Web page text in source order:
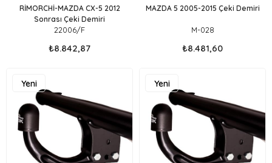
RİMORCHİ-MAZDA CX-5 2012
Sonrası Çeki Demiri
22006/F
₺8.842,87
MAZDA 5 2005-2015 Çeki Demiri
M-028
₺8.481,60
Yeni
Ürün
Yeni
Ürün